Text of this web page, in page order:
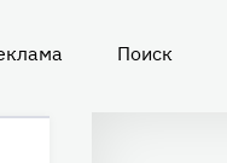
Поиск